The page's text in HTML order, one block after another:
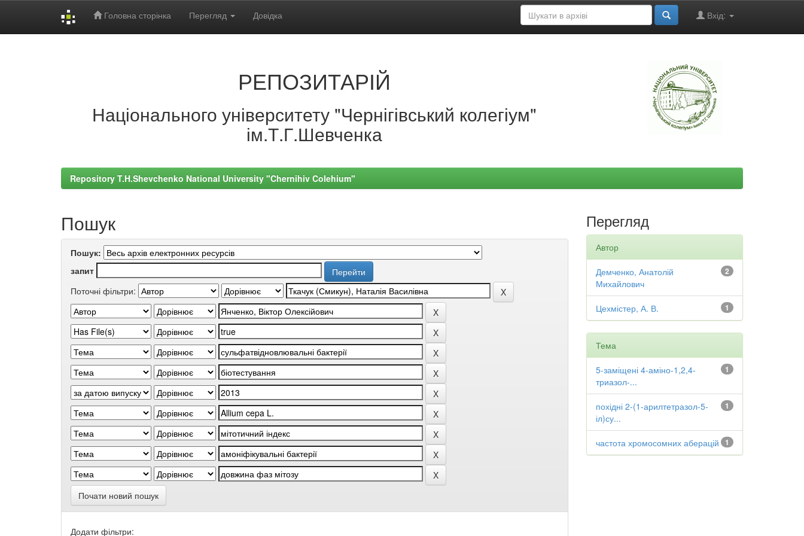
Головна сторінка Перегляд Довідка Вхід:
РЕПОЗИТАРІЙ
Національного університету "Чернігівський колегіум"
ім.Т.Г.Шевченка
Repository T.H.Shevchenko National University "Chernihiv Colehium"
Пошук
Пошук:
запит
Поточні фільтри:
Почати новий пошук
Додати фільтри:
Перегляд
Автор
2
Демченко, Анатолій
Михайлович
1
Цехмістер, А. В.
Тема
1
5-заміщені 4-аміно-1,2,4-
триазол-...
1
похідні 2-(1-арилтетразол-5-
іл)су...
1
частота хромосомних аберацій